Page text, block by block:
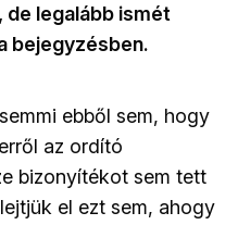
de legalább ismét
bejegyzésben.
ebből sem, hogy
az ordító
bizonyítékot sem tett
el ezt sem, ahogy